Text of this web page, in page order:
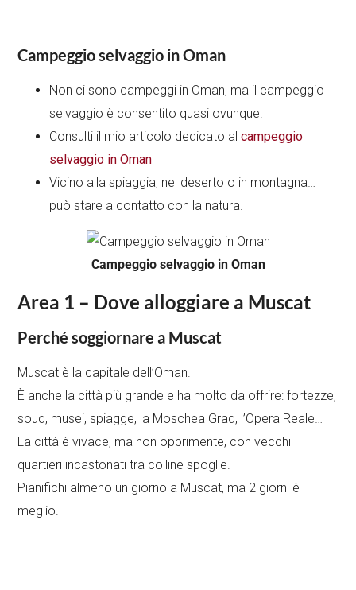
Campeggio selvaggio in Oman
Non ci sono campeggi in Oman, ma il campeggio
selvaggio è consentito quasi ovunque.
Consulti il mio articolo dedicato alcampeggio
selvaggio in Oman
Vicino alla spiaggia, nel deserto o in montagna…
può stare a contatto con la natura.
Campeggio selvaggio in Oman
Area 1 – Dove alloggiare a Muscat
Perché soggiornare a Muscat
Muscat è la capitale dell’Oman.
È anche la città più grande e ha molto da offrire: fortezze,
souq, musei, spiagge, la Moschea Grad, l’Opera Reale…
La città è vivace, ma non opprimente, con vecchi
quartieri incastonati tra colline spoglie.
Pianifichi almeno un giorno a Muscat, ma 2 giorni è
meglio.